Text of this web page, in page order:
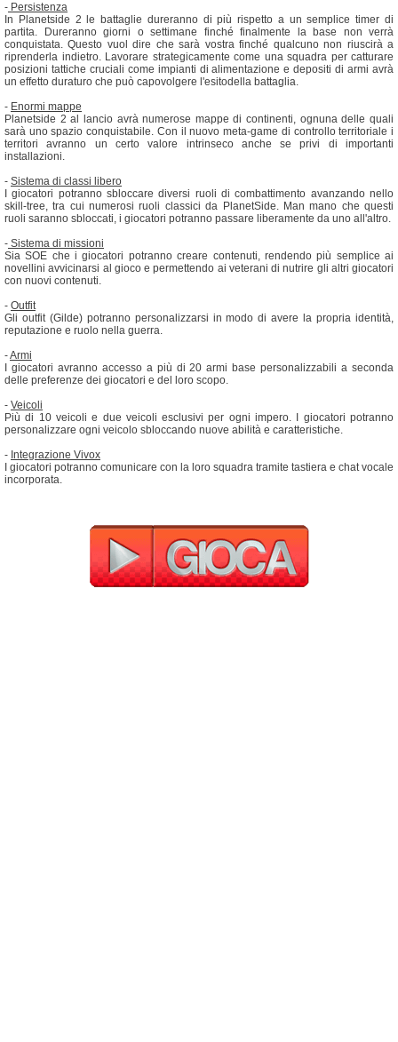
- Persistenza
In Planetside 2 le battaglie dureranno di più rispetto a un semplice timer di
partita. Dureranno giorni o settimane finché finalmente la base non verrà
conquistata. Questo vuol dire che sarà vostra finché qualcuno non riuscirà a
riprenderla indietro. Lavorare strategicamente come una squadra per catturare
posizioni tattiche cruciali come impianti di alimentazione e depositi di armi avrà
un effetto duraturo che può capovolgere l'esitodella battaglia.
- Enormi mappe
Planetside 2 al lancio avrà numerose mappe di continenti, ognuna delle quali
sarà uno spazio conquistabile. Con il nuovo meta-game di controllo territoriale i
territori avranno un certo valore intrinseco anche se privi di importanti
installazioni.
- Sistema di classi libero
I giocatori potranno sbloccare diversi ruoli di combattimento avanzando nello
skill-tree, tra cui numerosi ruoli classici da PlanetSide. Man mano che questi
ruoli saranno sbloccati, i giocatori potranno passare liberamente da uno all'altro.
- Sistema di missioni
Sia SOE che i giocatori potranno creare contenuti, rendendo più semplice ai
novellini avvicinarsi al gioco e permettendo ai veterani di nutrire gli altri giocatori
con nuovi contenuti.
- Outfit
Gli outfit (Gilde) potranno personalizzarsi in modo di avere la propria identità,
reputazione e ruolo nella guerra.
-Armi
I giocatori avranno accesso a più di 20 armi base personalizzabili a seconda
delle preferenze dei giocatori e del loro scopo.
- Veicoli
Più di 10 veicoli e due veicoli esclusivi per ogni impero. I giocatori potranno
personalizzare ogni veicolo sbloccando nuove abilità e caratteristiche.
- Integrazione Vivox
I giocatori potranno comunicare con la loro squadra tramite tastiera e chat vocale
incorporata.